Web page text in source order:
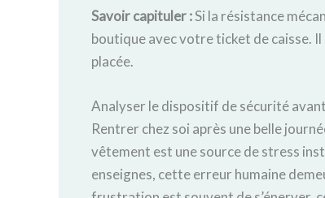
Savoir capituler :Si la résistance
boutique avec votre ticket de caisse.
placée.
Analyser le dispositif de sécurité
Rentrer chez soi après une belle
vêtement est une source de stress
enseignes, cette erreur humaine